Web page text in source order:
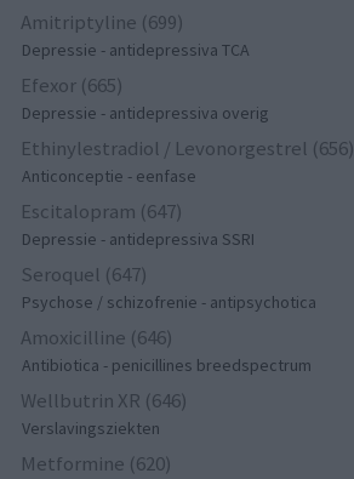
Amitriptyline (699)
Depressie - antidepressiva TCA
Efexor (665)
Depressie - antidepressiva overig
Ethinylestradiol / Levonorgestrel (656)
Anticonceptie - eenfase
Escitalopram (647)
Depressie - antidepressiva SSRI
Seroquel (647)
Psychose / schizofrenie - antipsychotica
Amoxicilline (646)
Antibiotica - penicillines breedspectrum
Wellbutrin XR (646)
Verslavingsziekten
Metformine (620)